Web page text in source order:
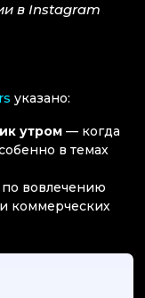
в Instagram
указано:
утром — когда
в темах
вовлечению
коммерческих